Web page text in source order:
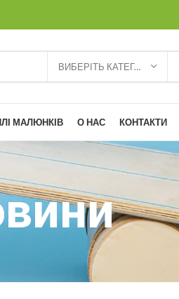
ВИБЕРІТЬ КАТЕГОРІЮ
МАЛЮНКІВ О НАС КОНТАКТИ